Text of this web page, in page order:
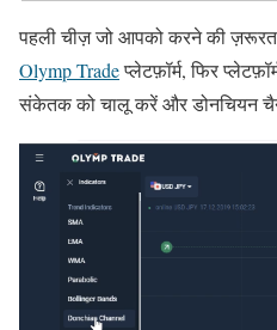
पहली चीज़ जो आपको करने की
Olymp Tradeप्लेटफ़ॉर्म, फिर
संकेतक को चालू करें और डोनचियन